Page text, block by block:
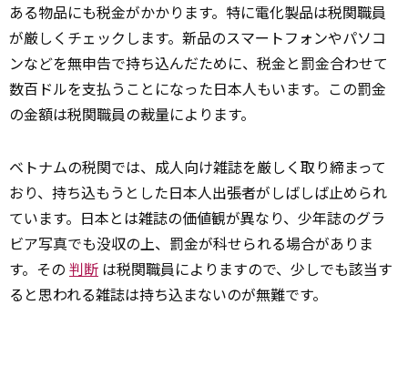
ある物品にも税金がかかります。特に電化製品は税関職員
が厳しくチェックします。新品のスマートフォンやパソコ
ンなどを無申告で持ち込んだために、税金と罰金合わせて
数百ドルを支払うことになった日本人もいます。この罰金
の金額は税関職員の裁量によります。
ベトナムの税関では、成人向け雑誌を厳しく取り締まって
おり、持ち込もうとした日本人出張者がしばしば止められ
ています。日本とは雑誌の価値観が異なり、少年誌のグラ
ビア写真でも没収の上、罰金が科せられる場合がありま
す。その 判断 は税関職員によりますので、少しでも該当す
ると思われる雑誌は持ち込まないのが無難です。